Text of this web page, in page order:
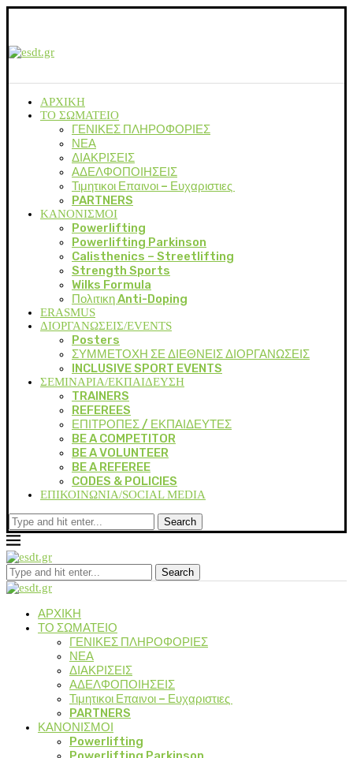
ΑΡΧΙΚΗ
ΤΟ ΣΩΜΑΤΕΙΟ
ΓΕΝΙΚΕΣ ΠΛΗΡΟΦΟΡΙΕΣ
ΝΕΑ
ΔΙΑΚΡΙΣΕΙΣ
ΑΔΕΛΦΟΠΟΙΗΣΕΙΣ
Τιμητικοι Επαινοι – Ευχαριστιες
PARTNERS
ΚΑΝΟΝΙΣΜΟΙ
Powerlifting
Powerlifting Parkinson
Calisthenics – Streetlifting
Strength Sports
Wilks Formula
Πολιτικη Anti-Doping
ERASMUS
ΔΙΟΡΓΑΝΩΣΕΙΣ/EVENTS
Posters
ΣΥΜΜΕΤΟΧΗ ΣΕ ΔΙΕΘΝΕΙΣ ΔΙΟΡΓΑΝΩΣΕΙΣ
INCLUSIVE SPORT EVENTS
ΣΕΜΙΝΑΡΙΑ/ΕΚΠΑΙΔΕΥΣΗ
TRAINERS
REFEREES
ΕΠΙΤΡΟΠΕΣ / ΕΚΠΑΙΔΕΥΤΕΣ
BE A COMPETITOR
BE A VOLUNTEER
BE A REFEREE
CODES & POLICIES
ΕΠΙΚΟΙΝΩΝΙΑ/SOCIAL MEDIA
Search
Search
ΑΡΧΙΚΗ
ΤΟ ΣΩΜΑΤΕΙΟ
ΓΕΝΙΚΕΣ ΠΛΗΡΟΦΟΡΙΕΣ
ΝΕΑ
ΔΙΑΚΡΙΣΕΙΣ
ΑΔΕΛΦΟΠΟΙΗΣΕΙΣ
Τιμητικοι Επαινοι – Ευχαριστιες
PARTNERS
ΚΑΝΟΝΙΣΜΟΙ
Powerlifting